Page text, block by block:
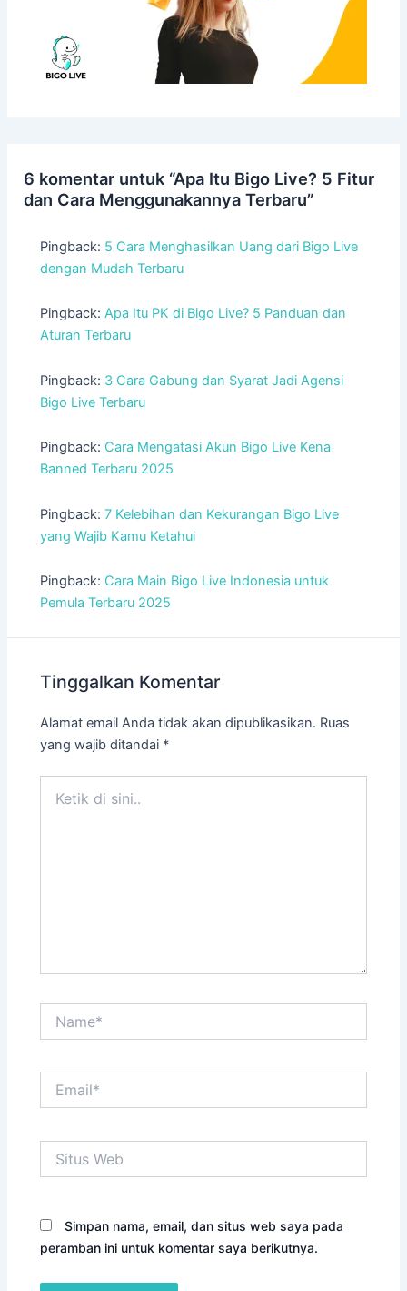
6 komentar untuk “Apa Itu Bigo Live? 5 Fitur
dan Cara Menggunakannya Terbaru”
Pingback: 5 Cara Menghasilkan Uang dari Bigo Live
dengan Mudah Terbaru
Pingback:Apa Itu PK di Bigo Live? 5 Panduan dan
Aturan Terbaru
Pingback: 3 Cara Gabung dan Syarat Jadi Agensi
Bigo Live Terbaru
Pingback: Cara Mengatasi Akun Bigo Live Kena
Banned Terbaru 2025
Pingback:7 Kelebihan dan Kekurangan Bigo Live
yang Wajib Kamu Ketahui
Pingback: Cara Main Bigo Live Indonesia untuk
Pemula Terbaru 2025
Tinggalkan Komentar
Alamat email Anda tidak akan dipublikasikan. Ruas
yang wajib ditandai *
Web
Simpan nama, email, dan situs web saya pada
peramban ini untuk komentar saya berikutnya.